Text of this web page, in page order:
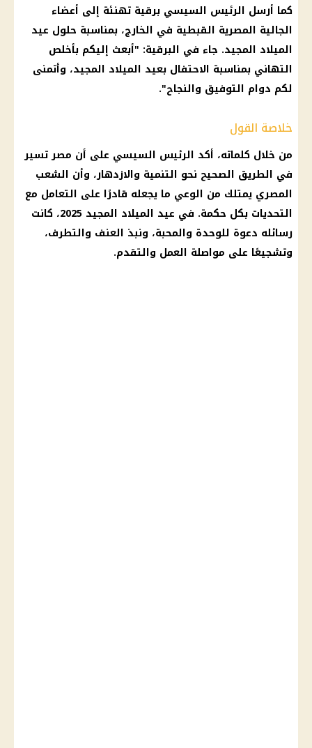
كما أرسل الرئيس السيسي برقية تهنئة إلى أعضاء
الجالية المصرية القبطية في الخارج، بمناسبة حلول عيد
الميلاد المجيد. جاء في البرقية: "أبعث إليكم بأخلص
التهاني بمناسبة الاحتفال بعيد الميلاد المجيد، وأتمنى
لكم دوام التوفيق والنجاح".
خلاصة القول
من خلال كلماته، أكد الرئيس السيسي على أن مصر تسير
في الطريق الصحيح نحو التنمية والازدهار، وأن الشعب
المصري يمتلك من الوعي ما يجعله قادرًا على التعامل مع
التحديات بكل حكمة. في عيد الميلاد المجيد 2025، كانت
رسائله دعوة للوحدة والمحبة، ونبذ العنف والتطرف،
وتشجيعًا على مواصلة العمل والتقدم.